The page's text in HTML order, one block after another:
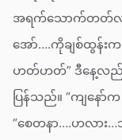
အရက်သောက်တတ်လာ
အော်….ကိုချစ်ထွန်း
ဟတ်ဟတ်” ဒီနေ့လည်
ပြန်သည်။ “ကျနော်
“စေတနာ….ဟလာ